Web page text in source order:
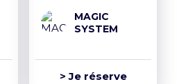
MAGIC
SYSTEM
> Je réserve